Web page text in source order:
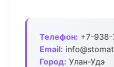
Телефон: +7-938-
Email:
Город: Улан-Удэ